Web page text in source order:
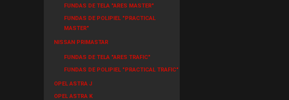
FUNDAS DE TELA "ARES MASTER"
FUNDAS DE POLIPIEL "PRACTICAL
MASTER"
NISSAN PRIMASTAR
FUNDAS DE TELA "ARES TRAFIC"
FUNDAS DE POLIPIEL "PRACTICAL TRAFIC"
OPEL ASTRA J
OPEL ASTRA K